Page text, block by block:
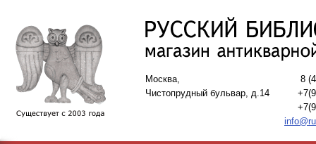
Москва,
Чистопрудный бульвар, д.14
8